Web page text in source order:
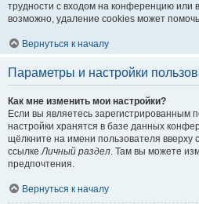
трудности с входом на конференцию или
возможно, удаление cookies может
Вернуться к началу
Параметры и настройки
Как мне изменить мои настройки?
Если вы являетесь зарегистрированным
настройки хранятся в базе данных
щёлкните на имени пользователя вверху
ссылкеЛичный раздел. Там вы можете
предпочтения.
Вернуться к началу